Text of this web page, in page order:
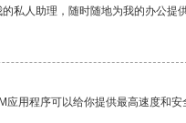
私人助理，随时随地为我的办公提供
应用程序可以给你提供最高速度和安